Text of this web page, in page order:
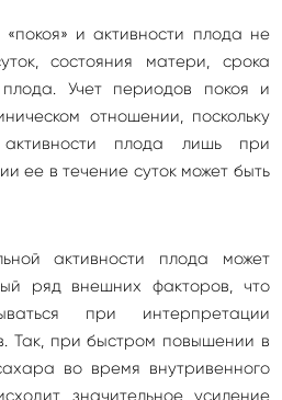
и активности плода не
состояния матери, срока
Учет периодов покоя и
отношении, поскольку
активности плода лишь при
ее в течение суток может быть
активности плода может
ряд внешних факторов, что
при интерпретации
Так, при быстром повышении в
во время внутривенного
значительное усиление